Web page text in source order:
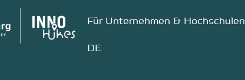
Für Unternehmen & Hochschulen
DE